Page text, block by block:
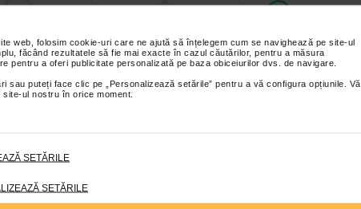
web, folosim cookie-uri care ne ajută să înțelegem cum se navighează pe site-ul
făcând rezultatele să fie mai exacte în cazul căutărilor, pentru a măsura
pentru a oferi publicitate personalizată pe baza obiceiurilor dvs. de navigare.
puteți face clic pe „Personalizează setările” pentru a vă configura opțiunile. Vă
ul nostru în orice moment.
SETĂRILE
SETĂRILE
cu
excesive a
impiedica…
Solutie de ingrijire
CALCULATOARE